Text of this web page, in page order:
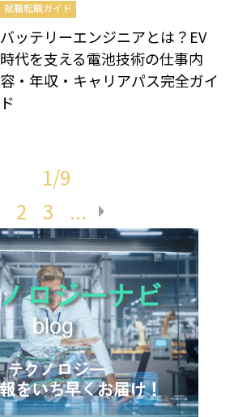
就職転職ガイド
バッテリーエンジニアとは？EV
時代を支える電池技術の仕事内
容・年収・キャリアパス完全ガイ
ド
1/9
2 3 ...